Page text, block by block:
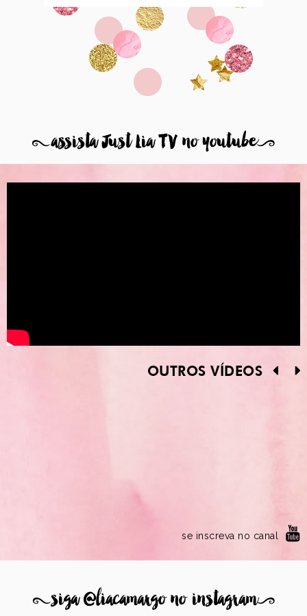
8assista Just Lia TV no youtube9
OUTROS VÍDEOS
se inscreva no canal
8siga @liacamargo no instagram9